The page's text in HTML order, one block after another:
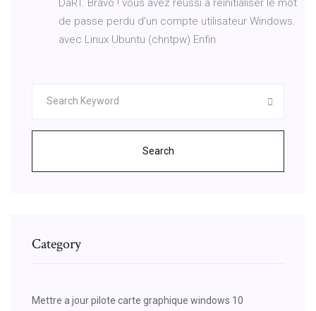
DaRT. Bravo ! vous avez réussi à réinitialiser le mot
de passe perdu d’un compte utilisateur Windows.
avec Linux Ubuntu (chntpw) Enfin
Search
Category
Mettre a jour pilote carte graphique windows 10